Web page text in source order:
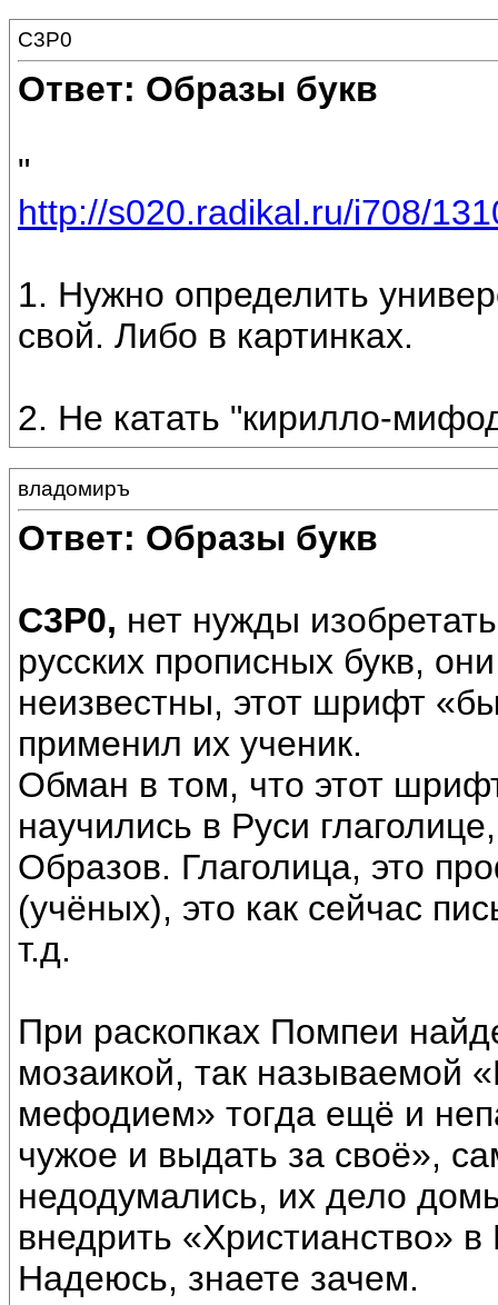
C3P0
Ответ: Образы букв
"
http://s020.radikal.ru/i708/
1. Нужно определить
свой. Либо в картинках.
2. Не катать "кирилло-
владомиръ
Ответ: Образы букв
С3Р0, нет нужды
русских прописных букв,
неизвестны, этот шрифт
применил их ученик.
Обман в том, что этот
научились в Руси
Образов. Глаголица, это
(учёных), это как сейчас
т.д.
При раскопках Помпеи
мозаикой, так называемой
мефодием» тогда ещё и
чужое и выдать за своё»,
недодумались, их дело
внедрить «Христианство» в
Надеюсь, знаете зачем.